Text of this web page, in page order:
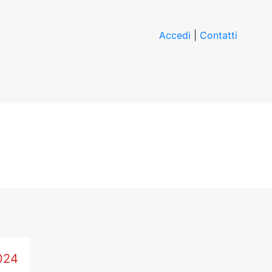
Accedi Contatti